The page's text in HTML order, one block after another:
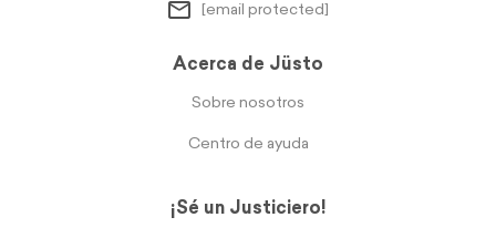
[email protected]
Acerca de Jüsto
Sobre nosotros
Centro de ayuda
¡Sé un Justiciero!